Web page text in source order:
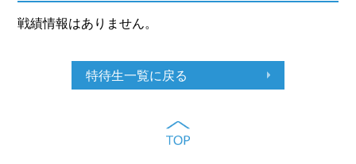
戦績情報はありません。
特待生一覧に戻る